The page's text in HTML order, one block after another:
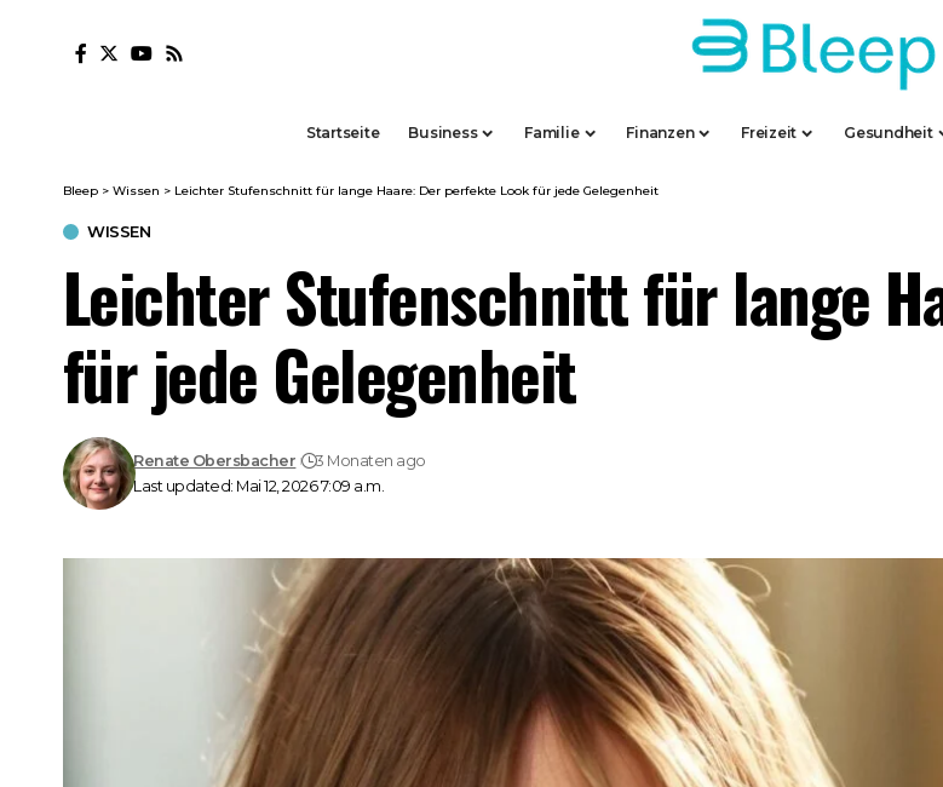
Startseite Business Familie Finanzen Freizeit Gesundheit
Bleep > Wissen > Leichter Stufenschnitt für lange Haare: Der perfekte Look für jede Gelegenheit
WISSEN
Leichter Stufenschnitt für lange
für jede Gelegenheit
Last updated: Mai 12, 2026 7:09 a.m.
Renate Obersbacher 3 Monaten ago